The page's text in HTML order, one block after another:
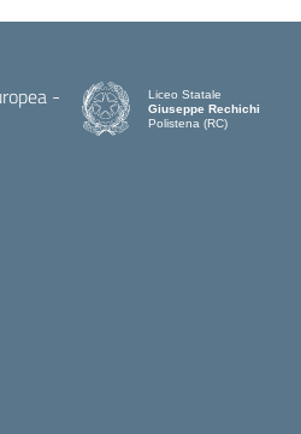
Liceo Statale
Giuseppe Rechichi
Polistena (RC)